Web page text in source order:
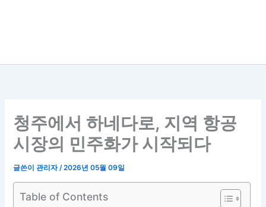
청주에서 하네다로, 지역 항공
시장의 민주화가 시작되다
글쓴이관리자/2026년 05월 09일
Table of Contents